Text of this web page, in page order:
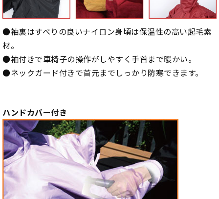
●袖裏はすべりの良いナイロン身頃は保温性の高い起毛素
材。
●袖付きで車椅子の操作がしやすく手首まで暖かい。
●ネックガード付きで首元までしっかり防寒できます。
ハンドカバー付き